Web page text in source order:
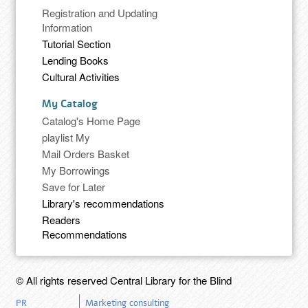
Registration and Updating
Information
Tutorial Section
Lending Books
Cultural Activities
My Catalog
Catalog's Home Page
playlist My
Mail Orders Basket
My Borrowings
Save for Later
Library's recommendations
Readers
Recommendations
© All rights reserved Central Library for the Blind
PR Marketing consulting